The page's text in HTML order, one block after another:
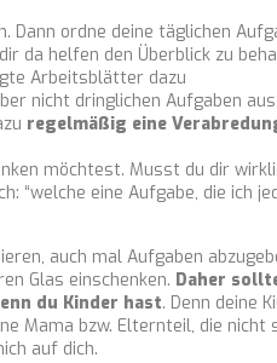
Dann ordne deine täglichen
da helfen den Überblick zu
Arbeitsblätter dazu
nicht dringlichen Aufgaben
regelmäßig eine
möchtest. Musst du dir
“welche eine Aufgabe, die ich
auch mal Aufgaben
Glas einschenken. Daher
du Kinder hast. Denn deine
Mama bzw. Elternteil, die nicht
auf dich.